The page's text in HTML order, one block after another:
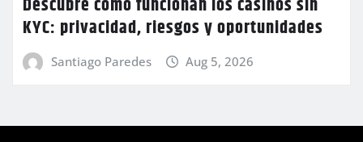
Descubre cómo funcionan los casinos sin
KYC: privacidad, riesgos y oportunidades
Santiago Paredes Aug 5, 2026